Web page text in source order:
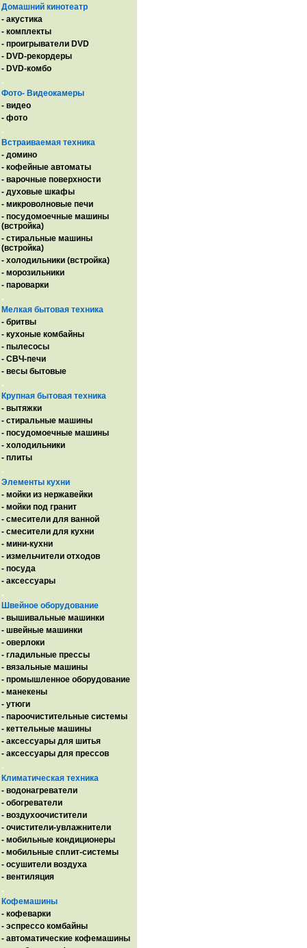
Домашний кинотеатр
- акустика
- комплекты
- проигрыватели DVD
- DVD-рекордеры
- DVD-комбо
.
Фото- Видеокамеры
- видео
- фото
.
Встраиваемая техника
- домино
- кофейные автоматы
- варочные поверхности
- духовые шкафы
- микроволновые печи
- посудомоечные машины
(встройка)
- стиральные машины
(встройка)
- холодильники (встройка)
- морозильники
- пароварки
.
Мелкая бытовая техника
- бритвы
- кухоные комбайны
- пылесосы
- СВЧ-печи
- весы бытовые
.
Крупная бытовая техника
- вытяжки
- стиральные машины
- посудомоечные машины
- холодильники
- плиты
.
Элементы кухни
- мойки из нержавейки
- мойки под гранит
- смесители для ванной
- смесители для кухни
- мини-кухни
- измельчители отходов
- посуда
- аксессуары
.
Швейное оборудование
- вышивальные машинки
- швейные машинки
- оверлоки
- гладильные прессы
- вязальные машины
- промышленное оборудование
- манекены
- утюги
- пароочистительные системы
- кеттельные машины
- аксессуары для шитья
- аксессуары для прессов
.
Климатическая техника
- водонагреватели
- обогреватели
- воздухоочистители
- очистители-увлажнители
- мобильные кондиционеры
- мобильные сплит-системы
- осушители воздуха
- вентиляция
.
Кофемашины
- кофеварки
- эспрессо комбайны
- автоматические кофемашины